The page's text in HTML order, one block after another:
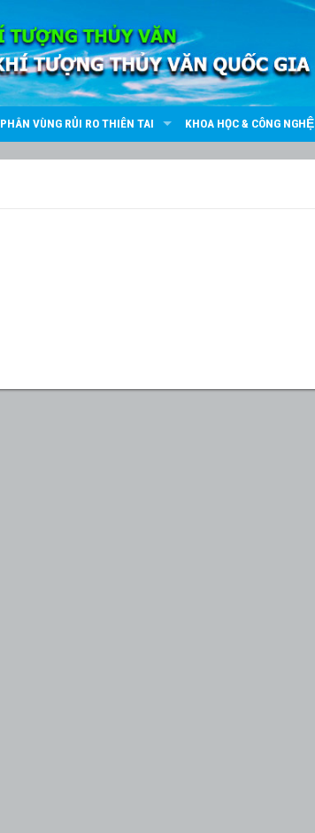
PHÂN VÙNG RỦI RO THIÊN TAI KHOA HỌC & CÔNG NGHỆ